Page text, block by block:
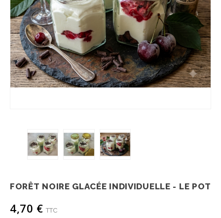
FORÊT NOIRE GLACÉE INDIVIDUELLE - LE POT
4,70 € TTC